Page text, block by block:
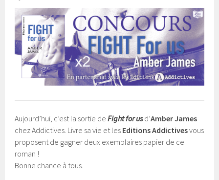
Aujourd’hui, c’est la sortie deFight for usd’Amber James
chez Addictives. Livre sa vie et les Editions Addictivesvous
proposent de gagner deux exemplaires papier de ce
roman !
Bonne chance à tous.